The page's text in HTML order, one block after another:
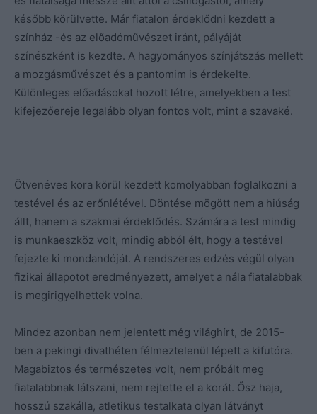
később körülvette. Már fiatalon érdeklődni kezdett a
színház -és az előadóművészet iránt, pályáját
színészként is kezdte. A hagyományos színjátszás mellett
a mozgásművészet és a pantomim is érdekelte.
Különleges előadásokat hozott létre, amelyekben a test
kifejezőereje legalább olyan fontos volt, mint a szavaké.
Ötvenéves kora körül kezdett komolyabban foglalkozni a
testével és az erőnlétével. Döntése mögött nem a hiúság
állt, hanem a szakmai érdeklődés. Számára a test mindig
is munkaeszköz volt, mindig abból élt, hogy a testével
fejezte ki mondandóját. A rendszeres edzés végül olyan
fizikai állapotot eredményezett, amelyet a nála fiatalabbak
is megirigyelhettek volna.
Mindez azonban nem jelentett még világhírt, de 2015-
ben a pekingi divathéten félmeztelenül lépett a kifutóra.
Magabiztos és természetes volt, nem próbált meg
fiatalabbnak látszani, nem rejtette el a korát. Ősz haja,
hosszú szakálla, atletikus testalkata olyan látványt